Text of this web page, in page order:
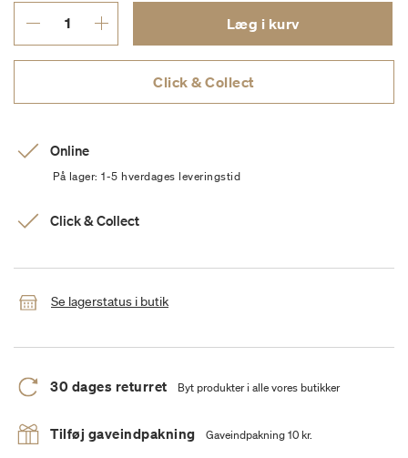
Læg i kurv
Click & Collect
Online
På lager: 1-5 hverdages leveringstid
Click & Collect
Se lagerstatus i butik
30 dages returret Byt produkter i alle vores butikker
Tilføj gaveindpakning Gaveindpakning 10 kr.